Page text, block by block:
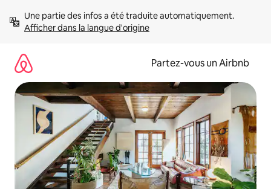
directement
Afficher dans la langue d'origine
Partez-vous un Airbnb